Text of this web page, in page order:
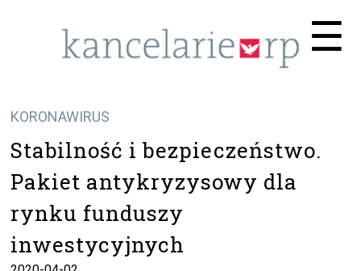
☰
KORONAWIRUS
Stabilność i bezpieczeństwo.
Pakiet antykryzysowy dla
rynku funduszy
inwestycyjnych